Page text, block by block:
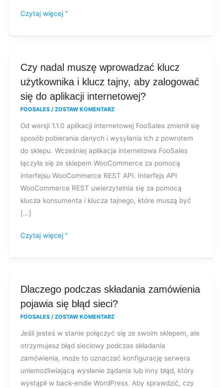
Czytaj więcej "
Czy nadal muszę wprowadzać klucz
użytkownika i klucz tajny, aby zalogować
się do aplikacji internetowej?
FOOSALES / ZOSTAW KOMENTARZ
Od wersji 1.1.0 aplikacji internetowej FooSales zmienił się
sposób pobierania danych i wysyłania ich z powrotem
do sklepu. Wcześniej aplikacja internetowa FooSales
łączyła się ze sklepem WooCommerce za pomocą
interfejsu WooCommerce REST API. Interfejs API
WooCommerce REST uwierzytelnia się za pomocą
klucza konsumenta i klucza tajnego, które muszą być
[...]
Czy
nadal
muszę
wprowadzać
użytkownika
i
klucz
tajny,
aby
zalogować
się
do
internetowej?
Czytaj więcej "
Dlaczego podczas składania zamówienia
pojawia się błąd sieci?
FOOSALES / ZOSTAW KOMENTARZ
Jeśli jesteś w stanie połączyć się ze swoim sklepem, ale
otrzymujesz błąd sieciowy podczas składania
zamówienia, może to oznaczać konfigurację serwera
uniemożliwiającą wysłanie żądania lub inny błąd, który
wystąpił w back-endie WordPress. Aby sprawdzić, czy
Dlaczego
podczas
pojawia
się
błąd
sieci?